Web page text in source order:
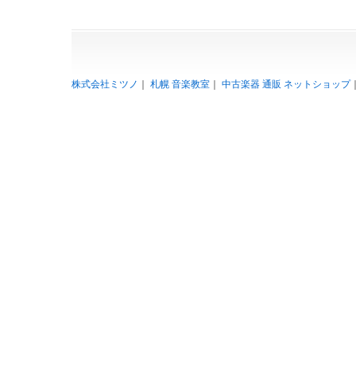
株式会社ミツノ 札幌 音楽教室 中古楽器 通販 ネットショップ